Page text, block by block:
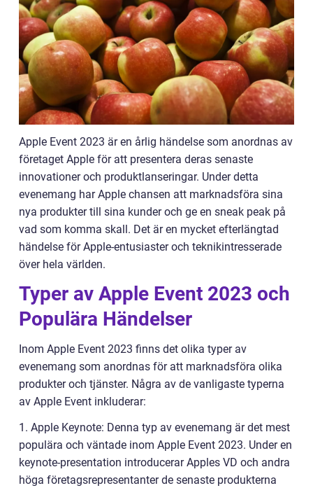
Apple Event 2023 är en årlig händelse som anordnas av
företaget Apple för att presentera deras senaste
innovationer och produktlanseringar. Under detta
evenemang har Apple chansen att marknadsföra sina
nya produkter till sina kunder och ge en sneak peak på
vad som komma skall. Det är en mycket efterlängtad
händelse för Apple-entusiaster och teknikintresserade
över hela världen.
Typer av Apple Event 2023 och
Populära Händelser
Inom Apple Event 2023 finns det olika typer av
evenemang som anordnas för att marknadsföra olika
produkter och tjänster. Några av de vanligaste typerna
av Apple Event inkluderar:
1. Apple Keynote: Denna typ av evenemang är det mest
populära och väntade inom Apple Event 2023. Under en
keynote-presentation introducerar Apples VD och andra
höga företagsrepresentanter de senaste produkterna